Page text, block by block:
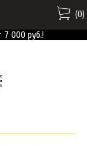
7 000 руб.!
(0)